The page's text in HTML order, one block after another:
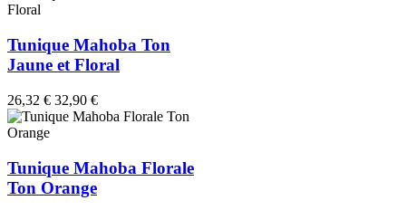
Tunique Mahoba Ton
Jaune et Floral
26,32 € 32,90 €
Tunique Mahoba Florale
Ton Orange